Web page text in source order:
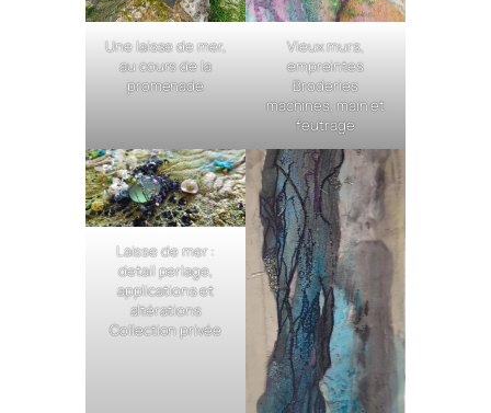
Une laisse de mer,
au cours de la
promenade
Vieux murs,
empreintes
Broderies
machines, main et
feutrage
Laisse de mer :
detail perlage,
applications et
altérations
Collection privée